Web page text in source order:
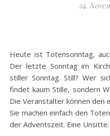
24.
Heute ist Totensonntag,
Der letzte Sonntag im
stiller Sonntag. Still? Wer
findet kaum Stille, sondern
Die Veranstalter können den
Sie machen einfach den
der Adventszeit. Eine Unsitte.